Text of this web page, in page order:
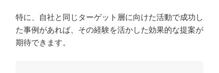
特に、自社と同じターゲット層に向けた活動で成功し
た事例があれば、その経験を活かした効果的な提案が
期待できます。